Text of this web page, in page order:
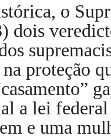
o
dois
proteção
a lei federal
e uma